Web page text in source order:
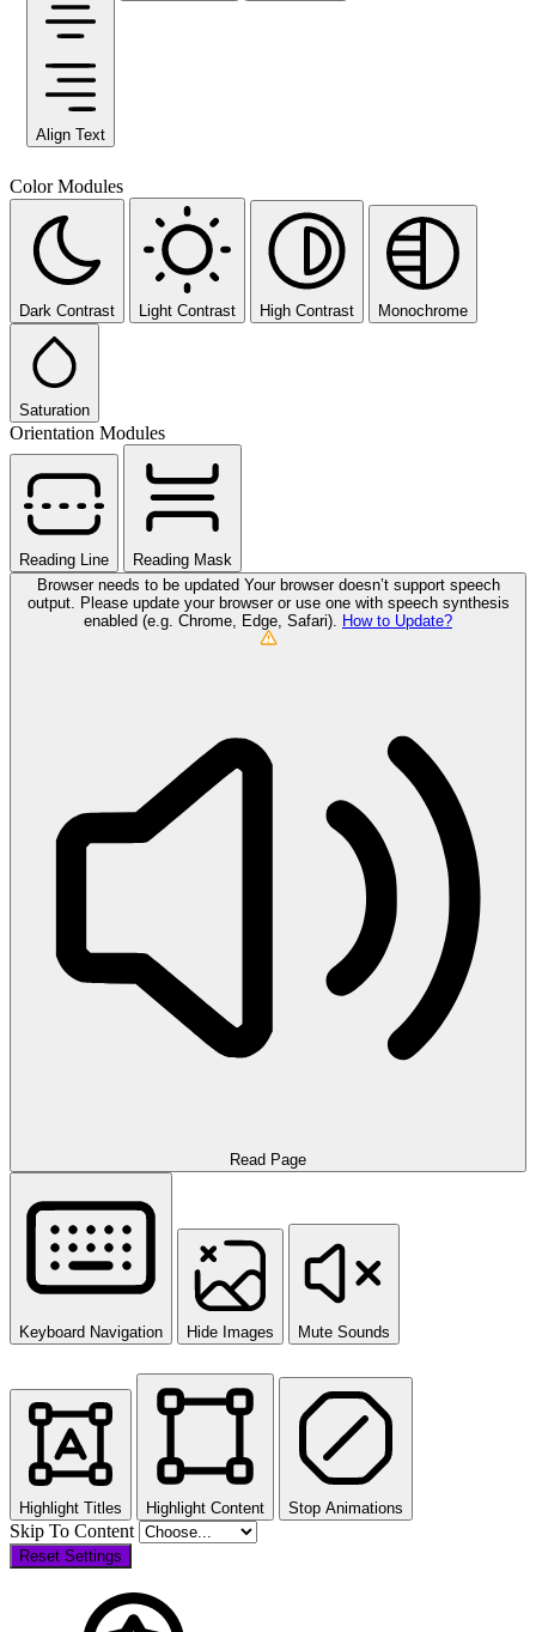
Align Text
Color Modules
Dark Contrast Light Contrast High Contrast Monochrome
Saturation
Orientation Modules
Reading Line
Reading Mask
Browser needs to be updated Your browser doesn’t support speech
output. Please update your browser or use one with speech synthesis
enabled (e.g. Chrome, Edge, Safari). How to Update?
Read Page
Keyboard Navigation Hide Images Mute Sounds
Highlight Titles Highlight Content Stop Animations
Skip To Content
Reset Settings